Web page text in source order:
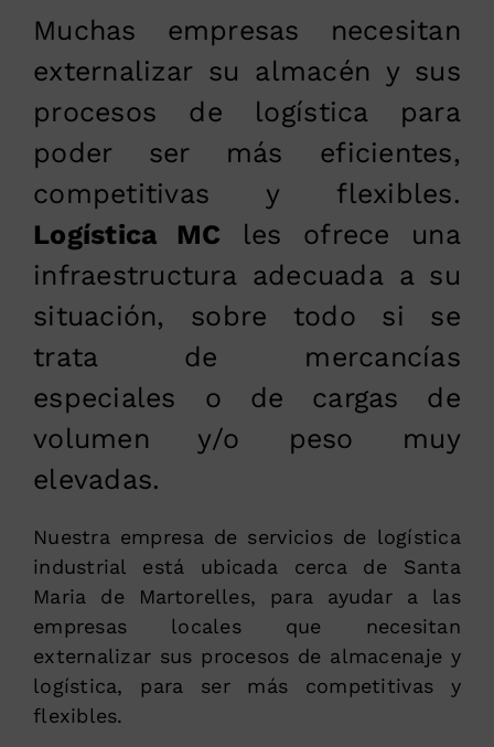
Muchas empresas necesitan
externalizar su almacén y sus
procesos de logística para
poder ser más eficientes,
competitivas y flexibles.
Logística MC les ofrece una
infraestructura adecuada a su
situación, sobre todo si se
trata de mercancías
especiales o de cargas de
volumen y/o peso muy
elevadas.
Nuestra empresa de servicios de logística
industrial está ubicada cerca de Santa
Maria de Martorelles, para ayudar a las
empresas locales que necesitan
externalizar sus procesos de almacenaje y
logística, para ser más competitivas y
flexibles.